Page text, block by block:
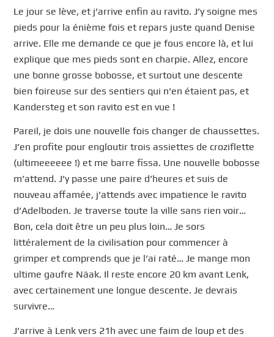
Le jour se lève, et j’arrive enfin au ravito. J’y soigne mes
pieds pour la énième fois et repars juste quand Denise
arrive. Elle me demande ce que je fous encore là, et lui
explique que mes pieds sont en charpie. Allez, encore
une bonne grosse bobosse, et surtout une descente
bien foireuse sur des sentiers qui n’en étaient pas, et
Kandersteg et son ravito est en vue !
Pareil, je dois une nouvelle fois changer de chaussettes.
J’en profite pour engloutir trois assiettes de croziflette
(ultimeeeeee !) et me barre fissa. Une nouvelle bobosse
m’attend. J’y passe une paire d’heures et suis de
nouveau affamée, j’attends avec impatience le ravito
d’Adelboden. Je traverse toute la ville sans rien voir…
Bon, cela doit être un peu plus loin… Je sors
littéralement de la civilisation pour commencer à
grimper et comprends que je l’ai raté… Je mange mon
ultime gaufre Näak. Il reste encore 20 km avant Lenk,
avec certainement une longue descente. Je devrais
survivre…
J’arrive à Lenk vers 21h avec une faim de loup et des